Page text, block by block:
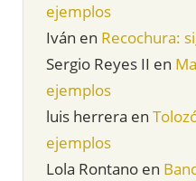
ejemplos
Iván en Recochura:
Sergio Reyes II en
ejemplos
luis herrera en
ejemplos
Lola Rontano en